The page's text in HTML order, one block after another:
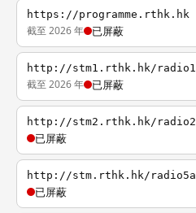
https://programme.rthk.hk
截至 2026 年 已屏蔽
http://stm1.rthk.hk/radio1
截至 2026 年 已屏蔽
http://stm2.rthk.hk/radio2
已屏蔽
http://stm.rthk.hk/radio5a
已屏蔽